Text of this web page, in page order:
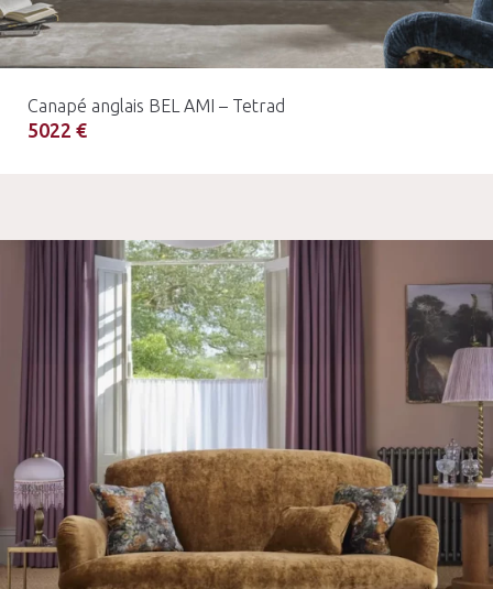
Canapé anglais BEL AMI – Tetrad
5022 €